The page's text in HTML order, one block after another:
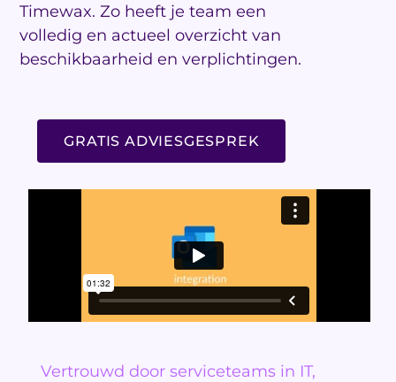
Timewax. Zo heeft je team een ​​
volledig en actueel overzicht van
beschikbaarheid en verplichtingen.
GRATIS ADVIESGESPREK
Vertrouwd door serviceteams in IT,